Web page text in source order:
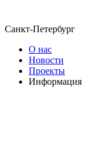
Санкт-Петербург
О нас
Новости
Проекты
Информация